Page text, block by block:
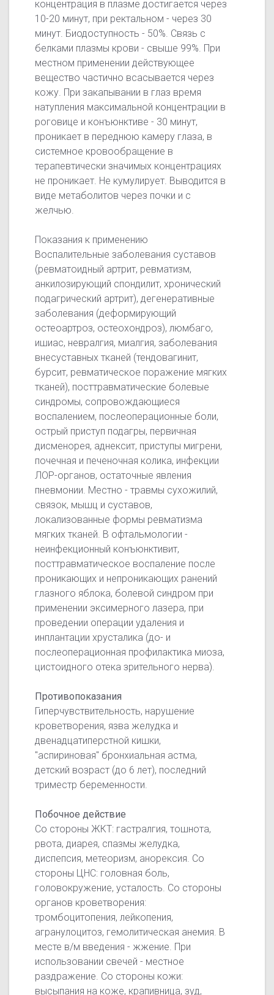
концентрация в плазме достигается через
10-20 минут, при ректальном - через 30
минут. Биодоступность - 50%. Связь с
белками плазмы крови - свыше 99%. При
местном применении действующее
вещество частично всасывается через
кожу. При закапывании в глаз время
натупления максимальной концентрации в
роговице и конъюнктиве - 30 минут,
проникает в переднюю камеру глаза, в
системное кровообращение в
терапевтически значимых концентрациях
не проникает. Не кумулирует. Выводится в
виде метаболитов через почки и с
желчью.
Показания к применению
Воспалительные заболевания суставов
(ревматоидный артрит, ревматизм,
анкилозирующий спондилит, хронический
подагрический артрит), дегенеративные
заболевания (деформирующий
остеоартроз, остеохондроз), люмбаго,
ишиас, невралгия, миалгия, заболевания
внесуставных тканей (тендовагинит,
бурсит, ревматическое поражение мягких
тканей), посттравматические болевые
синдромы, сопровождающиеся
воспалением, послеоперационные боли,
острый приступ подагры, первичная
дисменорея, аднексит, приступы мигрени,
почечная и печеночная колика, инфекции
ЛОР-органов, остаточные явления
пневмонии. Местно - травмы сухожилий,
связок, мышц и суставов,
локализованные формы ревматизма
мягких тканей. В офтальмологии -
неинфекционный конъюнктивит,
посттравматическое воспаление после
проникающих и непроникающих ранений
глазного яблока, болевой синдром при
применении эксимерного лазера, при
проведении операции удаления и
инплантации хрусталика (до- и
послеоперационная профилактика миоза,
цистоидного отека зрительного нерва).
Противопоказания
Гиперчувствительность, нарушение
кроветворения, язва желудка и
двенадцатиперстной кишки,
"аспириновая" бронхиальная астма,
детский возраст (до 6 лет), последний
триместр беременности.
Побочное действие
Со стороны ЖКТ: гастралгия, тошнота,
рвота, диарея, спазмы желудка,
диспепсия, метеоризм, анорексия. Со
стороны ЦНС: головная боль,
головокружение, усталость. Со стороны
органов кроветворения:
тромбоцитопения, лейкопения,
агранулоцитоз, гемолитическая анемия. В
месте в/м введения - жжение. При
использовании свечей - местное
раздражение. Со стороны кожи:
высыпания на коже, крапивница, зуд,